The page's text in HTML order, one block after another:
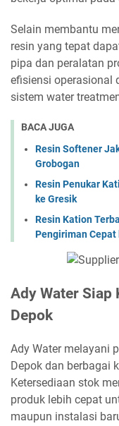
Selain membantu
resin yang tepat
pipa dan peralatan
efisiensi operasional
sistem water
BACA JUGA
Resin Softener
Grobogan
Resin Penukar
ke Gresik
Resin Kation
Pengiriman Cepat
Ady Water Siap
Depok
Ady Water melayani
Depok dan berbagai
Ketersediaan stok
produk lebih cepat
maupun instalasi